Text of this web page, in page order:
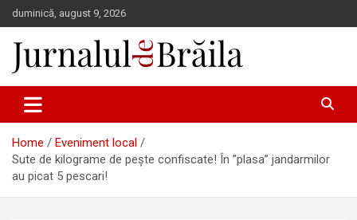
Skip
to
content
duminică, august 9, 2026
Jurnalul de Brăila
Home
Eveniment local
Sute de kilograme de pește confiscate! În ”plasa” jandarmilor
au picat 5 pescari!